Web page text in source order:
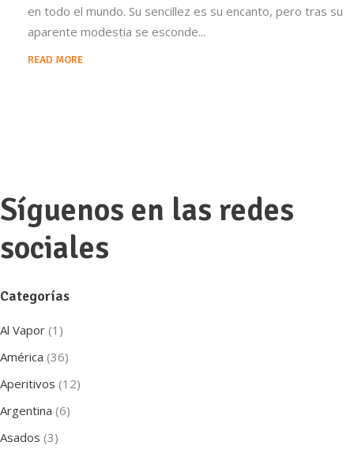
en todo el mundo. Su sencillez es su encanto, pero tras su
aparente modestia se esconde
READ MORE
Síguenos en las redes
sociales
Categorías
Al Vapor (1)
América (36)
Aperitivos (12)
Argentina (6)
Asados (3)